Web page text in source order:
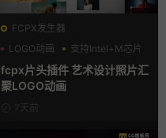
FCPX发生器
LOGO动画
支持Intel+M芯片
汇聚
fcpx片头插件 艺术设计照片汇
聚LOGO动画
7天前